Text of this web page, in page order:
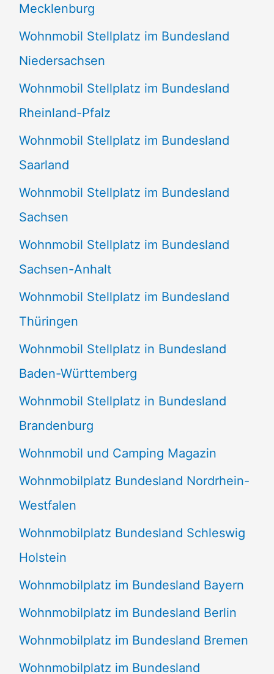
Mecklenburg
Wohnmobil Stellplatz im Bundesland
Niedersachsen
Wohnmobil Stellplatz im Bundesland
Rheinland-Pfalz
Wohnmobil Stellplatz im Bundesland
Saarland
Wohnmobil Stellplatz im Bundesland
Sachsen
Wohnmobil Stellplatz im Bundesland
Sachsen-Anhalt
Wohnmobil Stellplatz im Bundesland
Thüringen
Wohnmobil Stellplatz in Bundesland
Baden-Württemberg
Wohnmobil Stellplatz in Bundesland
Brandenburg
Wohnmobil und Camping Magazin
Wohnmobilplatz Bundesland Nordrhein-
Westfalen
Wohnmobilplatz Bundesland Schleswig
Holstein
Wohnmobilplatz im Bundesland Bayern
Wohnmobilplatz im Bundesland Berlin
Wohnmobilplatz im Bundesland Bremen
Wohnmobilplatz im Bundesland